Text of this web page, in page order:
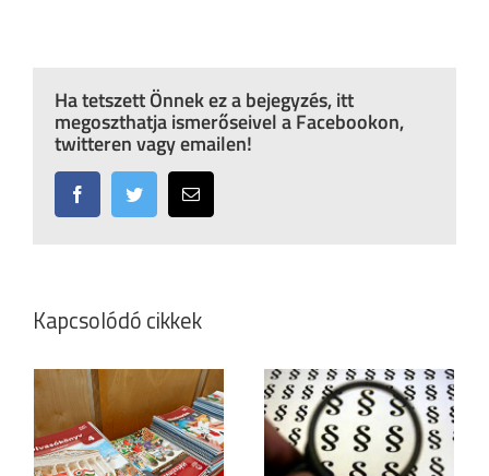
Ha tetszett Önnek ez a bejegyzés, itt
megoszthatja ismerőseivel a Facebookon,
twitteren vagy emailen!
FacebookTwitter Email:
Kapcsolódó cikkek